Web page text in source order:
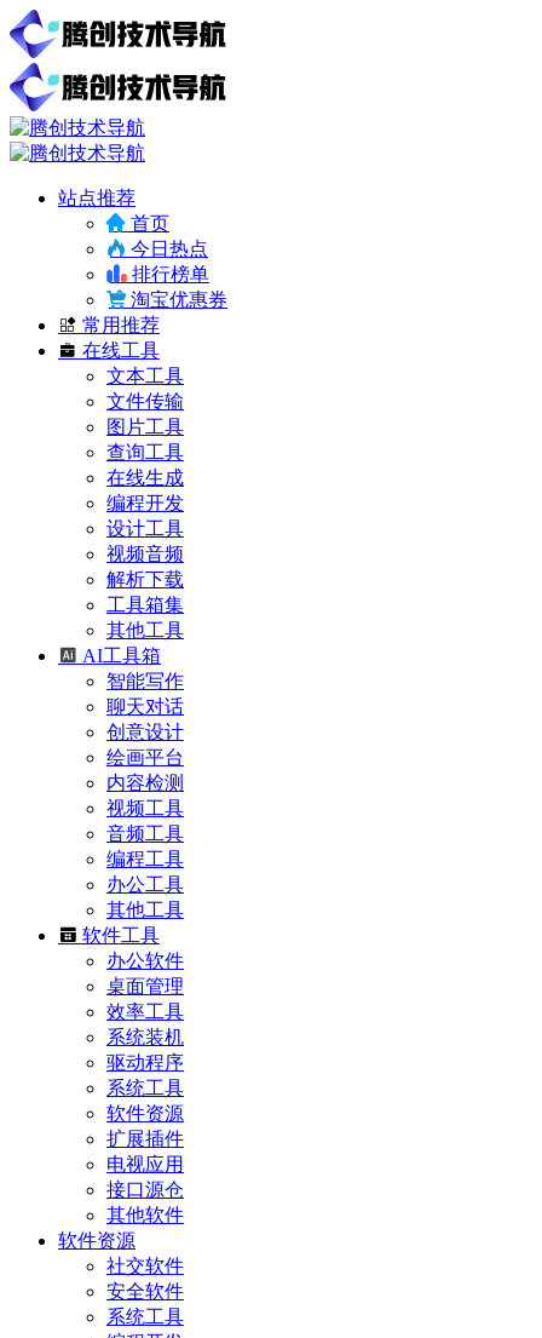
站点推荐
首页
今日热点
排行榜单
淘宝优惠券
常用推荐
在线工具
文本工具
文件传输
图片工具
查询工具
在线生成
编程开发
设计工具
视频音频
解析下载
工具箱集
其他工具
AI工具箱
智能写作
聊天对话
创意设计
绘画平台
内容检测
视频工具
音频工具
编程工具
办公工具
其他工具
软件工具
办公软件
桌面管理
效率工具
系统装机
驱动程序
系统工具
软件资源
扩展插件
电视应用
接口源仓
其他软件
软件资源
社交软件
安全软件
系统工具